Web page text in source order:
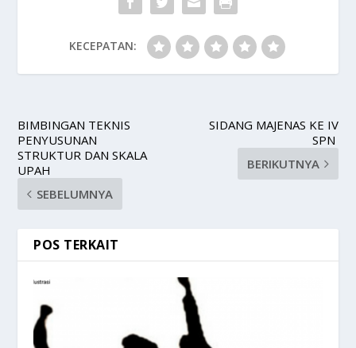
KECEPATAN:
BIMBINGAN TEKNIS
PENYUSUNAN
STRUKTUR DAN SKALA
UPAH
SEBELUMNYA
SIDANG MAJENAS KE IV
SPN
BERIKUTNYA
POS TERKAIT